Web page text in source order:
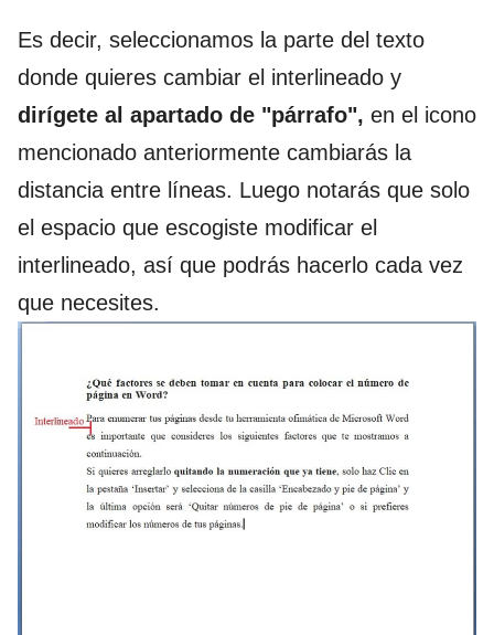
Es decir, seleccionamos la parte del texto
donde quieres cambiar el interlineado y
dirígete al apartado de "párrafo", en el icono
mencionado anteriormente cambiarás la
distancia entre líneas. Luego notarás que solo
el espacio que escogiste modificar el
interlineado, así que podrás hacerlo cada vez
que necesites.